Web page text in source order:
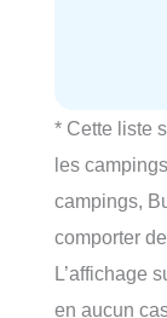
* Cette liste
les
campings,
comporter
L’affichage
en aucun